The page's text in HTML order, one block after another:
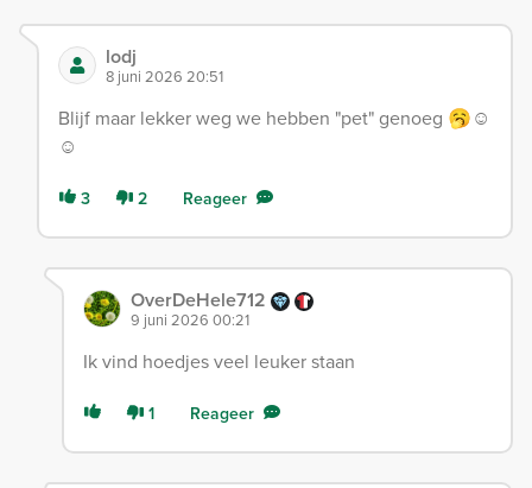
lodj
8 juni 2026 20:51
Blijf maar lekker weg we hebben "pet" genoeg 🥱☺️
☺️
3 2 Reageer
OverDeHele712
9 juni 2026 00:21
Ik vind hoedjes veel leuker staan
1 Reageer